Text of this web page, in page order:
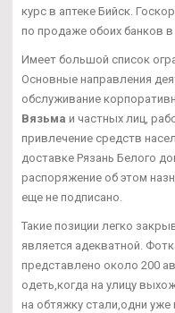
курс в аптеке Бийск.
по продаже обоих банков
Имеет большой список
Основные направления
обслуживание
Вязьма и частных лиц,
привлечение средств
доставке Рязань Белого
распоряжение об этом
еще не подписано.
Такие позиции легко
является адекватной.
представлено около 200
одеть,когда на улицу
на обтяжку стали,одни